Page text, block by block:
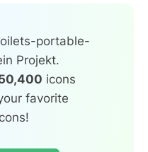
portable-
Projekt.
icons
favorite